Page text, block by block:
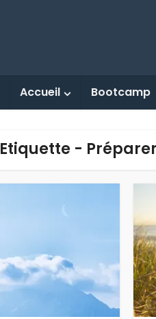
Accueil Bootcamp
Etiquette -